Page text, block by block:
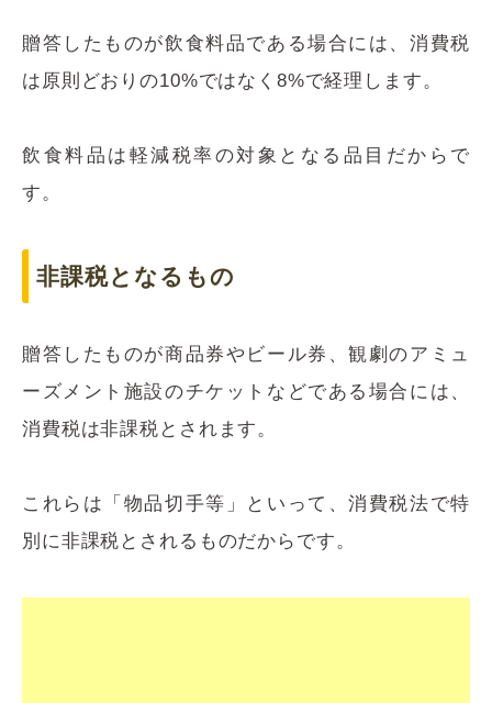
贈答したものが飲食料品である場合には、消費税
は原則どおりの10%ではなく8%で経理します。
飲食料品は軽減税率の対象となる品目だからで
す。
非課税となるもの
贈答したものが商品券やビール券、観劇のアミュ
ーズメント施設のチケットなどである場合には、
消費税は非課税とされます。
これらは「物品切手等」といって、消費税法で特
別に非課税とされるものだからです。